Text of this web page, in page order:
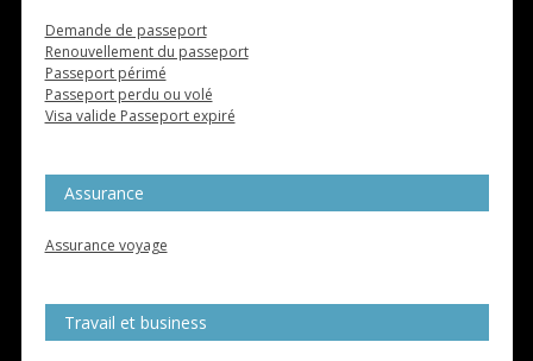
Demande de passeport
Renouvellement du passeport
Passeport périmé
Passeport perdu ou volé
Visa valide Passeport expiré
Assurance
Assurance voyage
Travail et business